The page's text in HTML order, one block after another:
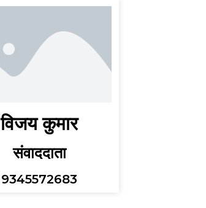
विजय कुमार
संवाददाता
9345572683